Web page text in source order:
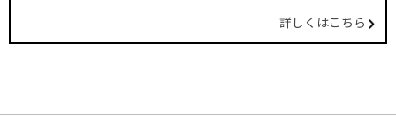
詳しくはこちら